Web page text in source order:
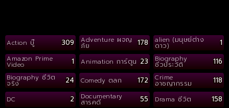
Action บู๊ 309 Adventure ผจญ
ภัย 178 alien (มนุษย์ต่าง
ดาว) 1
Amazon Prime
Video 1 Animation การ์ตูน 23 Biography
ชีวประวัติ 116
Biography ชีวิต
จริง 24 Comedy ตลก 172 Crime
อาชญากรรม 118
DC 2 Documentary
สารคดี 55 Drama ชีวิต 158